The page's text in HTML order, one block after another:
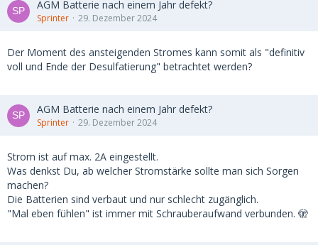
AGM Batterie nach einem Jahr defekt?
Sprinter 29. Dezember 2024
Der Moment des ansteigenden Stromes kann somit als "definitiv
voll und Ende der Desulfatierung" betrachtet werden?
AGM Batterie nach einem Jahr defekt?
Sprinter 29. Dezember 2024
Strom ist auf max. 2A eingestellt.
Was denkst Du, ab welcher Stromstärke sollte man sich Sorgen
machen?
Die Batterien sind verbaut und nur schlecht zugänglich.
"Mal eben fühlen" ist immer mit Schrauberaufwand verbunden. 🫣